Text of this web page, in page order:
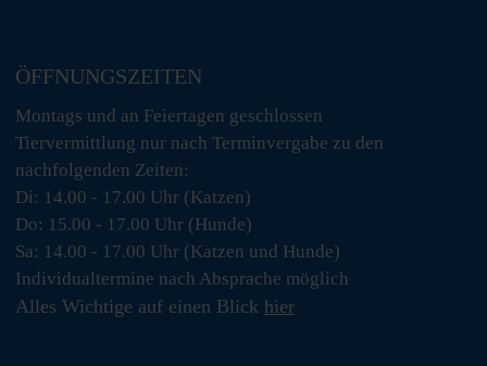
ÖFFNUNGSZEITEN
Montags und an Feiertagen geschlossen
Tiervermittlung nur nach Terminvergabe zu den
nachfolgenden Zeiten:
Di: 14.00 - 17.00 Uhr (Katzen)
Do: 15.00 - 17.00 Uhr (Hunde)
Sa: 14.00 - 17.00 Uhr (Katzen und Hunde)
Individualtermine nach Absprache möglich
Alles Wichtige auf einen Blick hier